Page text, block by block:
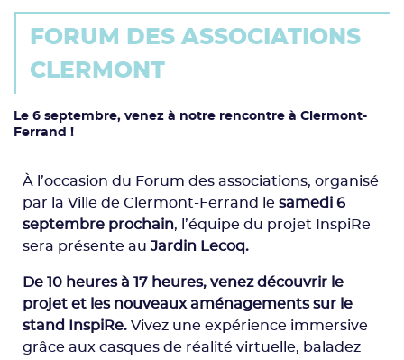
FORUM DES ASSOCIATIONS
CLERMONT
Le 6 septembre, venez à notre rencontre à Clermont-
Ferrand !
À l’occasion du Forum des associations, organisé
par la Ville de Clermont-Ferrand le samedi 6
septembre prochain, l’équipe du projet InspiRe
sera présente au Jardin Lecoq.
De 10 heures à 17 heures, venez découvrir le
projet et les nouveaux aménagements sur le
stand InspiRe. Vivez une expérience immersive
grâce aux casques de réalité virtuelle, baladez